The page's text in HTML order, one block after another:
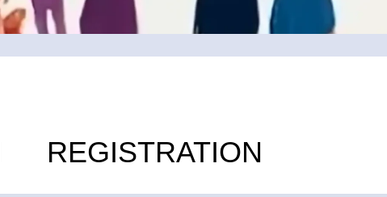
REGISTRATION